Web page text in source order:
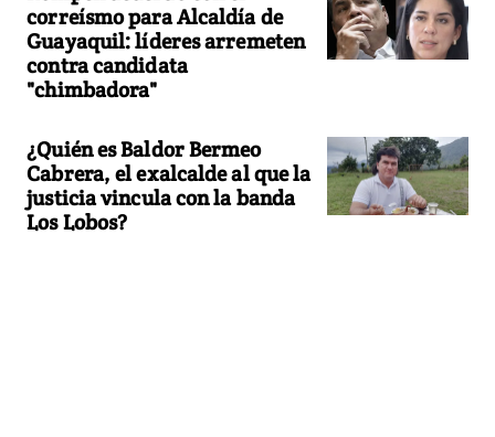
correísmo para Alcaldía de
Guayaquil: líderes arremeten
contra candidata
"chimbadora"
¿Quién es Baldor Bermeo
Cabrera, el exalcalde al que la
justicia vincula con la banda
Los Lobos?